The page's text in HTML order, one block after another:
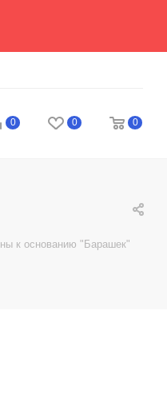
0 0 0
к основанию "Барашек"